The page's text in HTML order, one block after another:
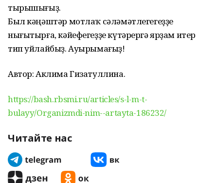
тырышығыҙ.
Был кәңәштәр мотлаҡ сәләмәтлегегеҙҙе
нығытырға, кәйефегеҙҙе күтәрергә ярҙам итер
тип уйлайбыҙ. Ауырымағыҙ!
Автор: Аклима Гизатуллина.
https://bash.rbsmi.ru/articles/s-l-m-t-
bulayy/Organizmdi-nim--artayta-186232/
Читайте нас